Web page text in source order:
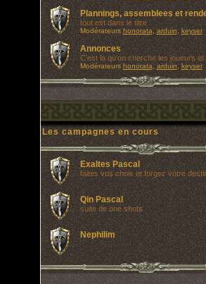
Plannings, assemblees et
tout est dans le titre
Modérateurs honorata ,arduin ,keyser
Annonces
C'est la qu'on cherche les joueurs et
Modérateurs honorata ,arduin ,keyser
Les campagnes en cours
Exaltes Pascal
faites vos choix et forgez votre
Qin Pascal
suite de one shots
Nephilim